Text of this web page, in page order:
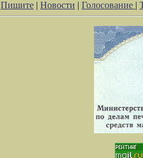
Пишите | Новости | Голосование |